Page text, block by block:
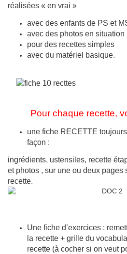
réalisées « en vrai »
avec des enfants de PS et
avec des photos en situation
pour des recettes simples
avec du matériel basique.
Pour chaque recette,
une fiche RECETTE
façon :
ingrédients, ustensiles, recette
et photos , sur une ou deux pages
recette.
Une fiche d’exercices :
la recette + grille du
recette (à cocher si on veut